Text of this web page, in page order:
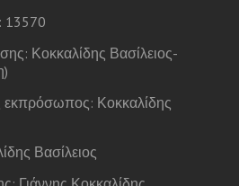
13570
Κοκκαλίδης Βασίλειος-
εκπρόσωπος: Κοκκαλίδης
Βασίλειος